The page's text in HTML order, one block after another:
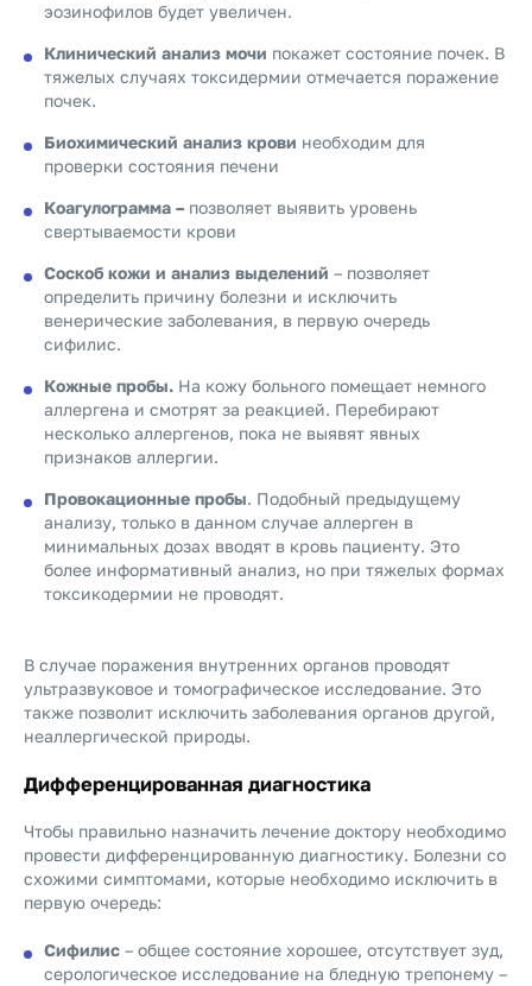
эозинофилов будет увеличен.
Клинический анализ мочи покажет состояние почек. В
тяжелых случаях токсидермии отмечается поражение
почек.
Биохимический анализ крови необходим для
проверки состояния печени
Коагулограмма – позволяет выявить уровень
свертываемости крови
Соскоб кожи и анализ выделений – позволяет
определить причину болезни и исключить
венерические заболевания, в первую очередь
сифилис.
Кожные пробы. На кожу больного помещает немного
аллергена и смотрят за реакцией. Перебирают
несколько аллергенов, пока не выявят явных
признаков аллергии.
Провокационные пробы. Подобный предыдущему
анализу, только в данном случае аллерген в
минимальных дозах вводят в кровь пациенту. Это
более информативный анализ, но при тяжелых формах
токсикодермии не проводят.
В случае поражения внутренних органов проводят
ультразвуковое и томографическое исследование. Это
также позволит исключить заболевания органов другой,
неаллергической природы.
Дифференцированная диагностика
Чтобы правильно назначить лечение доктору необходимо
провести дифференцированную диагностику. Болезни со
схожими симптомами, которые необходимо исключить в
первую очередь:
Сифилис – общее состояние хорошее, отсутствует зуд,
серологическое исследование на бледную трепонему –